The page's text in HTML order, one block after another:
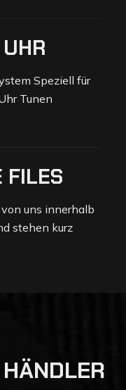
Speziell für
Tunen
FILES
uns innerhalb
stehen kurz
HÄNDLER